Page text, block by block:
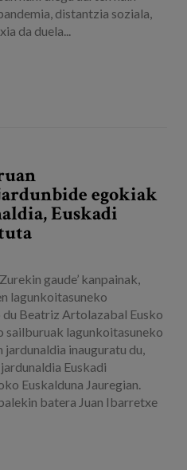
distantzia soziala,
da duela...
egokiak
Euskadi
gaude’ kanpainak,
lagunkoitasuneko
Beatriz Artolazabal Eusko
sailburuak lagunkoitasuneko
inauguratu du,
Euskadi
Euskalduna Jauregian.
batera Juan Ibarretxe